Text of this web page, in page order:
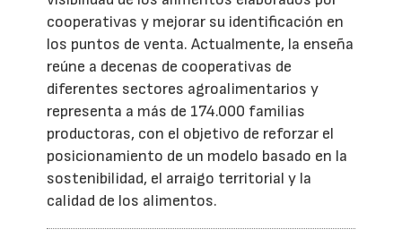
cooperativas y mejorar su identificación en
los puntos de venta. Actualmente, la enseña
reúne a decenas de cooperativas de
diferentes sectores agroalimentarios y
representa a más de 174.000 familias
productoras, con el objetivo de reforzar el
posicionamiento de un modelo basado en la
sostenibilidad, el arraigo territorial y la
calidad de los alimentos.